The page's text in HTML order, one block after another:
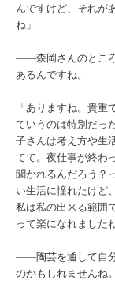
んですけど、それが
ね」
――森岡さんのとこ
あるんですね。
「ありますね。貴
ていうのは特別だっ
子さんは考え方や生
てて。夜仕事が終わ
聞かれるんだろう？
い生活に憧れたけど
私は私の出来る範囲
って楽になれました
――陶芸を通して自
のかもしれませんね。